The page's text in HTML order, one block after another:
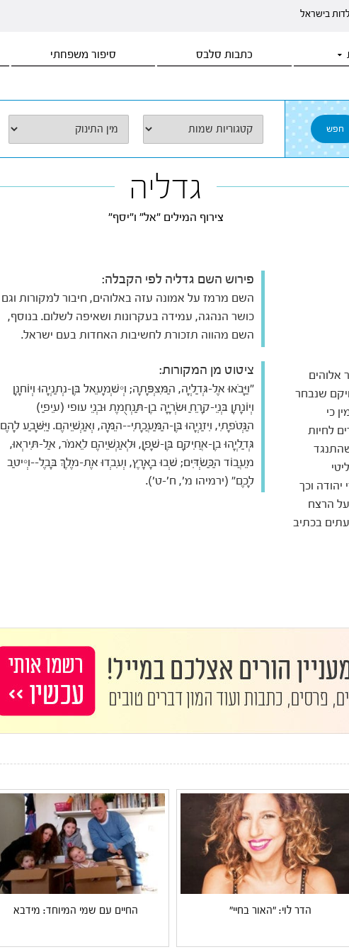
בישראל
כתבות סלבס סיפור משפחתי
גדליה
צירוף המילים "אל" ו"יסף"
אלוהים
שנבחר
כי
לחיות
וכך
הרצח
בכתיב
פירוש השם גדליה לפי הקבלה:
השם מרמז על אמונה עזה באלוהים, חיבור למקורות וגם
כושר הנהגה, עמידה בעקרונות ושאיפה לשלום. בנוסף,
השם מהווה תזכורת לחשיבות האחדות בעם ישראל.
ציטוט מן המקורות:
"וַיָּבֹאוּ אֶל-גְּדַלְיָה, הַמִּצְפָּתָה; וְיִשְׁמָעֵאל בֶּן-נְתַנְיָהוּ וְיוֹחָנָן
וְיוֹנָתָן בְּנֵי-קָרֵחַ וּשְׂרָיָה בֶן-תַּנְחֻמֶת וּבְנֵי עופי (עֵיפַי)
הַנְּטֹפָתִי, וִיזַנְיָהוּ בֶּן-הַמַּעֲכָתִי--הֵמָּה, וְאַנְשֵׁיהֶם. וַיִּשָּׁבַע לָהֶם
גְּדַלְיָהוּ בֶן-אֲחִיקָם בֶּן-שָׁפָן, וּלְאַנְשֵׁיהֶם לֵאמֹר, אַל-תִּירְאוּ,
מֵעֲבוֹד הַכַּשְׂדִּים; שְׁבוּ בָאָרֶץ, וְעִבְדוּ אֶת-מֶלֶךְ בָּבֶל--וְיִיטַב
לָכֶם" (ירמיהו מ', ח'-ט').
הדר לוי: "האור בחיי" החיים עם שמי המיוחד: מידבא